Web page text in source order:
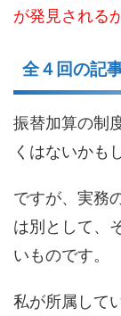
が発見される
全４回の記
振替加算の制
くはないかも
ですが、実務
は別として、
いものです。
私が所属して